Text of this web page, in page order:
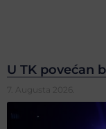
U TK povećan
7. Augusta 2026.